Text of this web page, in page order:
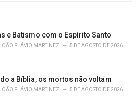
e Batismo com o Espírito Santo
FLÁVIO MARTINEZ 5 DE AGOSTO DE 2026
a Bíblia, os mortos não voltam
FLÁVIO MARTINEZ 5 DE AGOSTO DE 2026